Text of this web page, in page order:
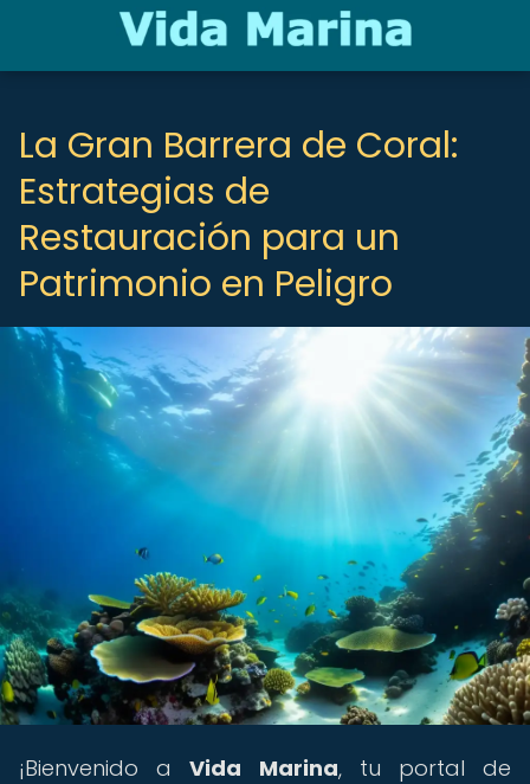
La Gran Barrera de Coral:
Estrategias de
Restauración para un
Patrimonio en Peligro
¡Bienvenido aVida Marina, tu portal de